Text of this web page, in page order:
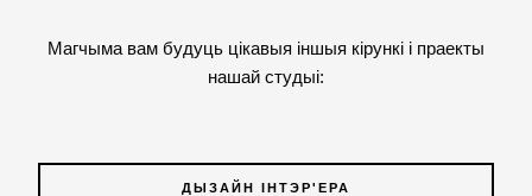
Магчыма вам будуць цікавыя іншыя кірункі і праекты
нашай студыі:
ДЫЗАЙН ІНТЭР'ЕРА